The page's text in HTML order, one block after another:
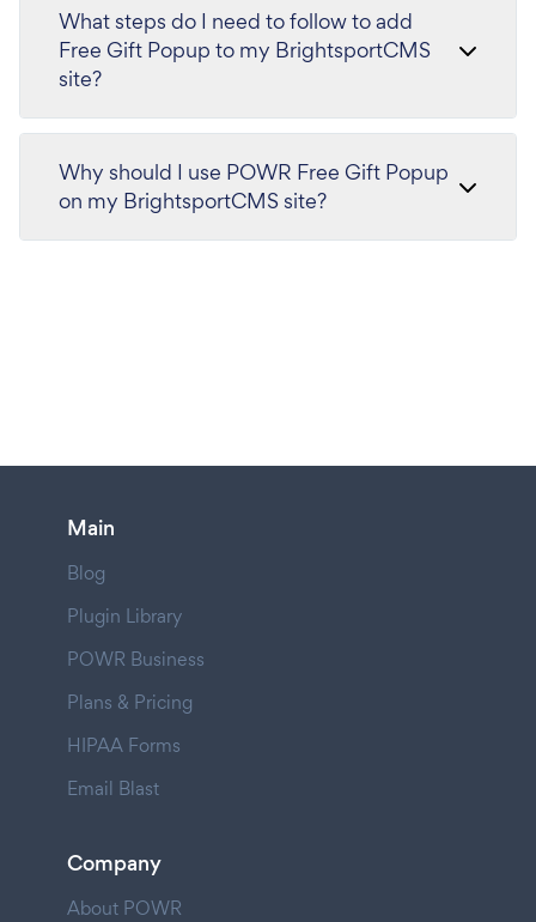
What steps do I need to follow to add
Free Gift Popup to my BrightsportCMS
site?
Why should I use POWR Free Gift Popup
on my BrightsportCMS site?
Main
Blog
Plugin Library
POWR Business
Plans & Pricing
HIPAA Forms
Email Blast
Company
About POWR